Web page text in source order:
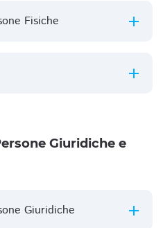
Fisiche
Giuridiche e
Giuridiche